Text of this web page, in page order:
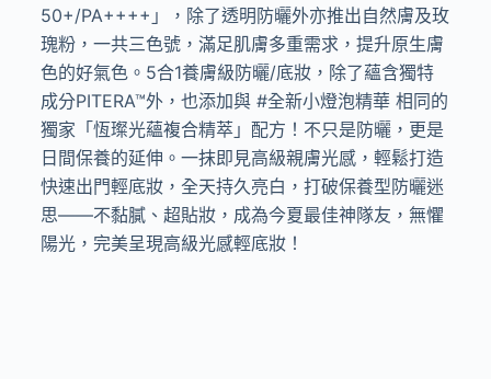
50+/PA++++ 」，除了透明防曬外亦推出自然膚及玫
瑰粉，一共三色號，滿足肌膚多重需求，提升原生膚
色的好氣色。 5合1養膚級防曬/底妝，除了蘊含獨特
成分PITERA™外，也添加與#全新小燈泡精華 相同的
獨家「恆璨光蘊複合精萃」配方！不只是防曬，更是
日間保養的延伸。一抹即見高級親膚光感，輕鬆打造
快速出門輕底妝，全天持久亮白，打破保養型防曬迷
思——不黏膩、超貼妝，成為今夏最佳神隊友，無懼
陽光，完美呈現高級光感輕底妝！